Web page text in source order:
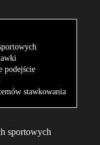
podejście
stawkowania
sportowych